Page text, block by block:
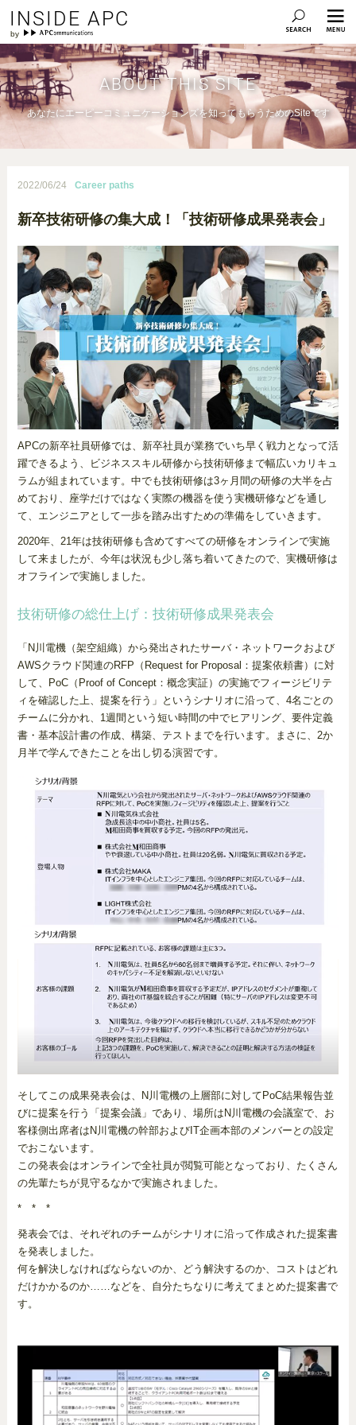
INSIDE APC
ABOUT THIS SITE
あなたにエーピーコミュニケーションズを知ってもらうためのSiteです
2022/06/24 Career paths
新卒技術研修の集大成！「技術研修成果発表会」
APCの新卒社員研修では、新卒社員が業務でいち早く戦力となって活
躍できるよう、ビジネススキル研修から技術研修まで幅広いカリキュ
ラムが組まれています。中でも技術研修は3ヶ月間の研修の大半を占
めており、座学だけではなく実際の機器を使う実機研修などを通し
て、エンジニアとして一歩を踏み出すための準備をしていきます。
2020年、21年は技術研修も含めてすべての研修をオンラインで実施
して来ましたが、今年は状況も少し落ち着いてきたので、実機研修は
オフラインで実施しました。
技術研修の総仕上げ：技術研修成果発表会
「N川電機（架空組織）から発出されたサーバ・ネットワークおよび
AWSクラウド関連のRFP（Request for Proposal：提案依頼書）に対
して、PoC（Proof of Concept：概念実証）の実施でフィージビリテ
ィを確認した上、提案を行う」というシナリオに沿って、4名ごとの
チームに分かれ、1週間という短い時間の中でヒアリング、要件定義
書・基本設計書の作成、構築、テストまでを行います。まさに、2か
月半で学んできたことを出し切る演習です。
そしてこの成果発表会は、N川電機の上層部に対してPoC結果報告並
びに提案を行う「提案会議」であり、場所はN川電機の会議室で、お
客様側出席者はN川電機の幹部およびIT企画本部のメンバーとの設定
でおこないます。
この発表会はオンラインで全社員が閲覧可能となっており、たくさん
の先輩たちが見守るなかで実施されました。
* * *
発表会では、それぞれのチームがシナリオに沿って作成された提案書
を発表しました。
何を解決しなければならないのか、どう解決するのか、コストはどれ
だけかかるのか……などを、自分たちなりに考えてまとめた提案書で
す。